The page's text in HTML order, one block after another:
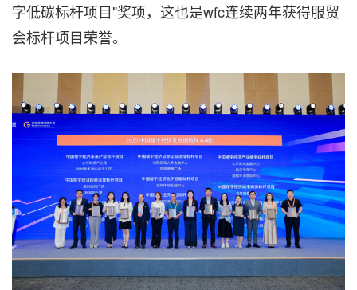
字低碳标杆项目"奖项，这也是wfc连续两年获得服贸
会标杆项目荣誉。